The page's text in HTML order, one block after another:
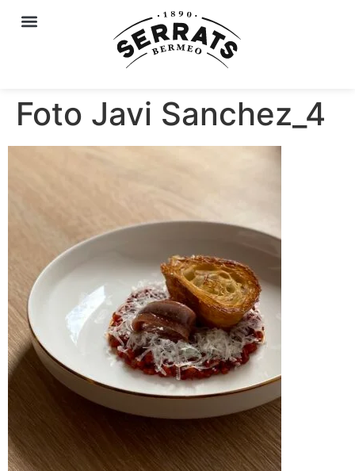
Foto Javi Sanchez_4